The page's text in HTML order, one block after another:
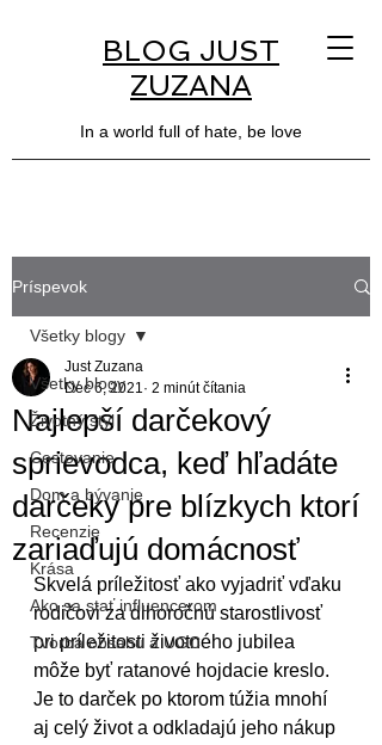
BLOG JUST
ZUZANA
In a world full of hate, be love
Príspevok
Všetky blogy
Životný štýl
Cestovanie
Dom a bývanie
Recenzie
Krása
Ako sa stať influencerom
Tvorba obsahu a UGC
Všetky blogy
Najlepší darčekový
sprievodca, keď hľadáte
darčeky pre blízkych ktorí
zariaďujú domácnosť
Just Zuzana
Dec 6, 2021 2 minút čítania
Skvelá príležitosť ako vyjadriť vďaku
rodičovi za dlhoročnú starostlivosť
pri príležitosti životného jubilea
môže byť ratanové hojdacie kreslo.
Je to darček po ktorom túžia mnohí
aj celý život a odkladajú jeho nákup